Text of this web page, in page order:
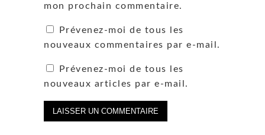
mon prochain commentaire.
Prévenez-moi de tous les
nouveaux commentaires par e-mail.
Prévenez-moi de tous les
nouveaux articles par e-mail.